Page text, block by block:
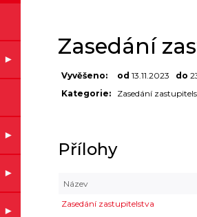
Zasedání
Vyvěšeno: od 13.11.2023 do
Kategorie: Zasedání
Přílohy
Název
Zasedání zastupitelstva